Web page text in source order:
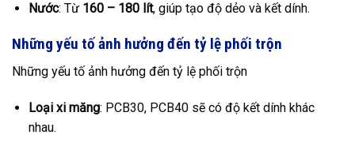
Nước: Từ 160 – 180 lít, giúp tạo độ dẻo và kết dính.
Những yếu tố ảnh hưởng đến tỷ lệ phối trộn
Những yếu tố ảnh hưởng đến tỷ lệ phối trộn
Loại xi măng: PCB30, PCB40 sẽ có độ kết dính khác
nhau.